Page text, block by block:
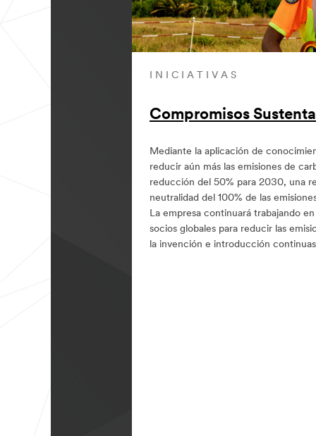
INICIATIVAS
Compromisos
Mediante la aplicación de
reducir aún más las emisiones de
reducción del 50% para 2030, una
neutralidad del 100% de las
La empresa continuará trabajando
socios globales para reducir las
la invención e introducción